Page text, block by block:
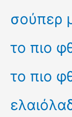
σούπερ
το πιο
το πιο